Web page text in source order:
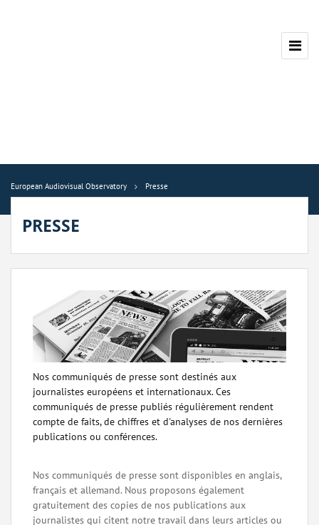
European Audiovisual Observatory Presse
PRESSE
Nos communiqués de presse sont destinés aux
journalistes européens et internationaux. Ces
communiqués de presse publiés régulièrement rendent
compte de faits, de chiffres et d'analyses de nos dernières
publications ou conférences.
Nos communiqués de presse sont disponibles en anglais,
français et allemand. Nous proposons également
gratuitement des copies de nos publications aux
journalistes qui citent notre travail dans leurs articles ou